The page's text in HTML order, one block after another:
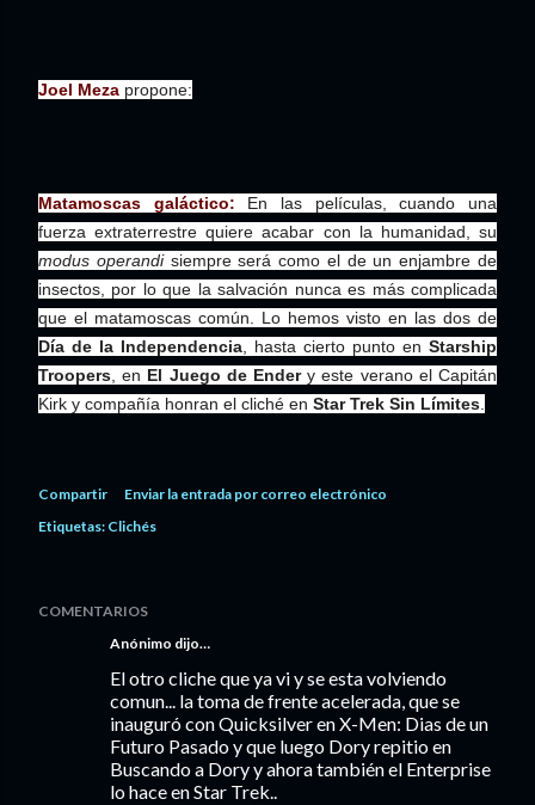
Joel Meza propone:
Matamoscas galáctico: En las películas, cuando una
fuerza extraterrestre quiere acabar con la humanidad, su
modus operandisiempre será como el de un enjambre de
insectos, por lo que la salvación nunca es más complicada
que el matamoscas común. Lo hemos visto en las dos de
Día de la Independencia , hasta cierto punto en Starship
Troopers , en El Juego de Endery este verano el Capitán
Kirk y compañía honran el cliché en Star Trek Sin Límites
Compartir
Enviar la entrada por correo electrónico
Etiquetas: Clichés
COMENTARIOS
Anónimo dijo…
El otro cliche que ya vi y se esta volviendo
comun... la toma de frente acelerada, que se
inauguró con Quicksilver en X-Men: Dias de un
Futuro Pasado y que luego Dory repitio en
Buscando a Dory y ahora también el Enterprise
lo hace en Star Trek..